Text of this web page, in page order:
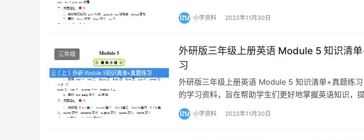
小学资料 2023年11月30日
三年级
外研版三年级上册英语 Module 5 知识清
习
外研版三年级上册英语 Module 5 知识清单+真题练
的学习资料，旨在帮助学生们更好地掌握英语知识，
清单部分详细梳理了Module …
小学资料 2023年11月30日